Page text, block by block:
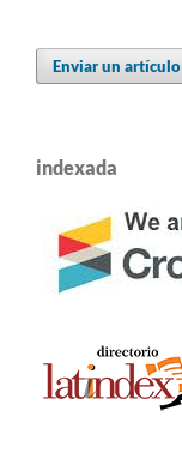
Enviar un artículo
indexada